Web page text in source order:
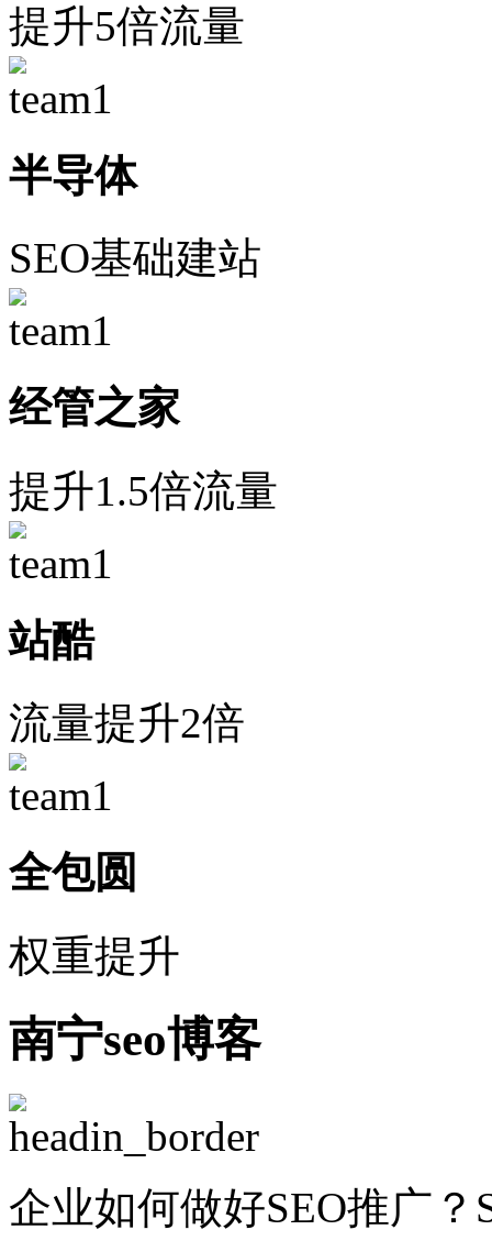
提升5倍流量
半导体
SEO基础建站
经管之家
提升1.5倍流量
站酷
流量提升2倍
全包圆
权重提升
南宁seo博客
企业如何做好SEO推广